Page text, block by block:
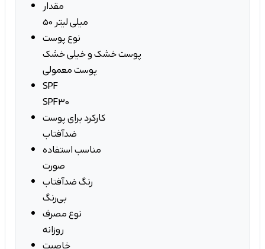
مقدار
50 میلی لیتر
نوع پوست
پوست خشک و خیلی خشک
پوست معمولی
SPF
SPF30
کارکرد برای پوست
ضدآفتاب
مناسب استفاده
صورت
رنگ ضدآفتاب
بی‌رنگ
نوع مصرف
روزانه